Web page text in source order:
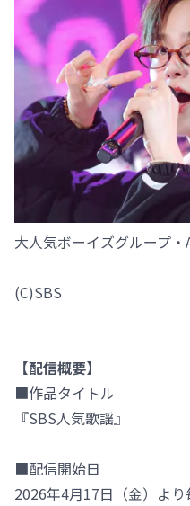
大人気ボーイズグループ
(C)SBS
【配信概要】
■作品タイトル
『SBS人気歌謡』
■配信開始日
2026年4月17日（金）よ